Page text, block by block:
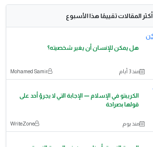
أكثر المقالات تقييمًا هذا الأسبوع
هل يمكن للإنسان أن يغير شخصيته؟
منذ 3 أيام Mohamed Samir
الكريبتو في الإسلام — الإجابة التي لا يجرؤ أحد على
قولها بصراحة
منذ يوم WriteZone